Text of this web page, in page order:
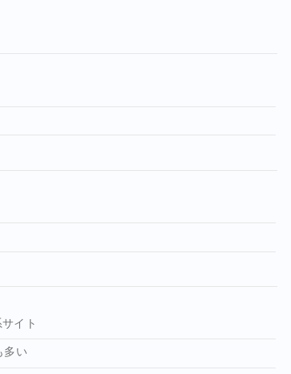
イト
多い